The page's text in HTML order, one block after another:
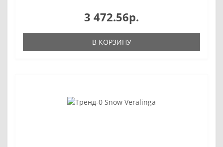
3 472.56р.
В КОРЗИНУ